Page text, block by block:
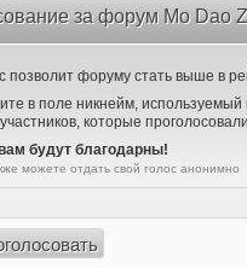
за форум Mo Dao
позволит форуму стать выше в
в поле никнейм,
которые
будут благодарны!
можете отдать свой голос анонимно